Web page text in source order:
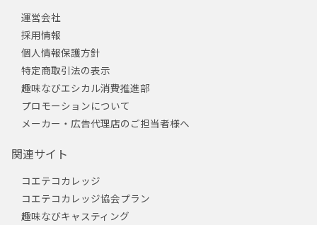
運営会社
採用情報
個人情報保護方針
特定商取引法の表示
趣味なびエシカル消費推進部
プロモーションについて
メーカー・広告代理店のご担当者様へ
関連サイト
コエテコカレッジ
コエテコカレッジ協会プラン
趣味なびキャスティング